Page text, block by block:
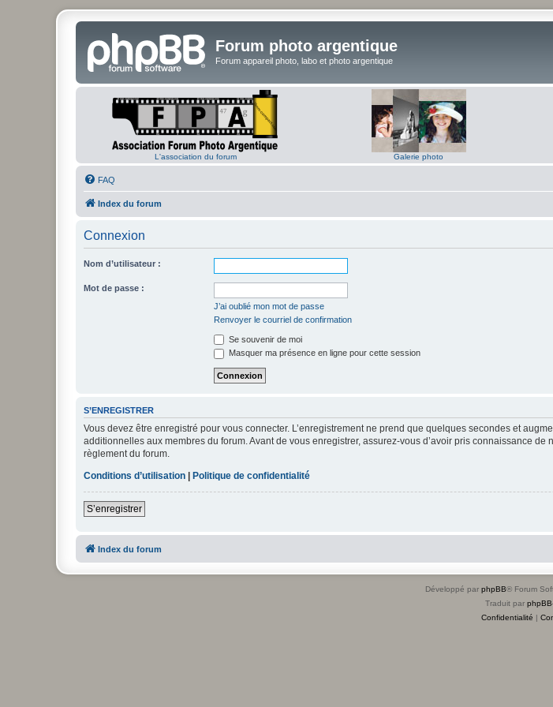
Forum photo argentique
Forum appareil photo, labo et photo argentique
L'association du forum Galerie photo
FAQ
Index du forum
Connexion
Nom d’utilisateur :
Mot de passe :
J’ai oublié mon mot de passe
Renvoyer le courriel de confirmation
Se souvenir de moi
Masquer ma présence en ligne pour cette session
S’ENREGISTRER
Vous devez être enregistré pour vous connecter. L’enregistrement ne prend que quelques secondes et
additionnelles aux membres du forum. Avant de vous enregistrer, assurez-vous d’avoir pris connaissance
règlement du forum.
Conditions d’utilisation
Politique de confidentialité
S’enregistrer
Index du forum
Développé par phpBB® Forum
Traduit par
Confidentialité |